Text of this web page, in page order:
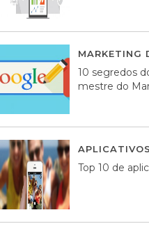
MARKETING
10 segredos
mestre do
APLICATIVOS
Top 10 de